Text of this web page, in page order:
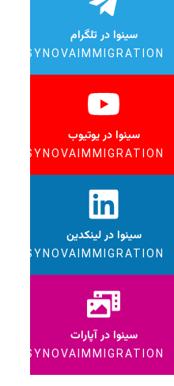
سینوا در تلگرام
SYNOVAIMMIGRATION
سینوا در یوتیوب
SYNOVAIMMIGRATION
سینوا در لینکدین
SYNOVAIMMIGRATION
سینوا در آپارات
SYNOVAIMMIGRATION